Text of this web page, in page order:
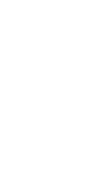
zu verteilen, zu
von
und anderen